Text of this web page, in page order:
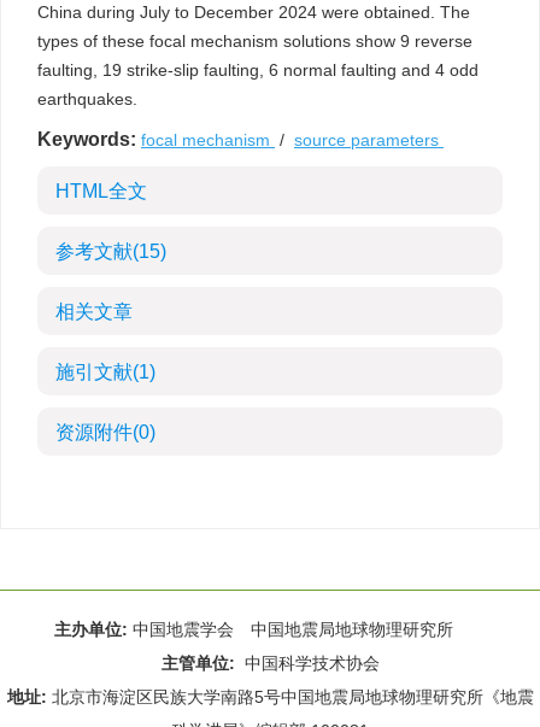
China during July to December 2024 were obtained. The
types of these focal mechanism solutions show 9 reverse
faulting, 19 strike-slip faulting, 6 normal faulting and 4 odd
earthquakes.
Keywords: focal mechanism / source parameters
HTML全文
参考文献(15)
相关文章
施引文献(1)
资源附件(0)
主办单位: 中国地震学会 中国地震局地球物理研究所
主管单位: 中国科学技术协会
地址: 北京市海淀区民族大学南路5号中国地震局地球物理研究所《地震